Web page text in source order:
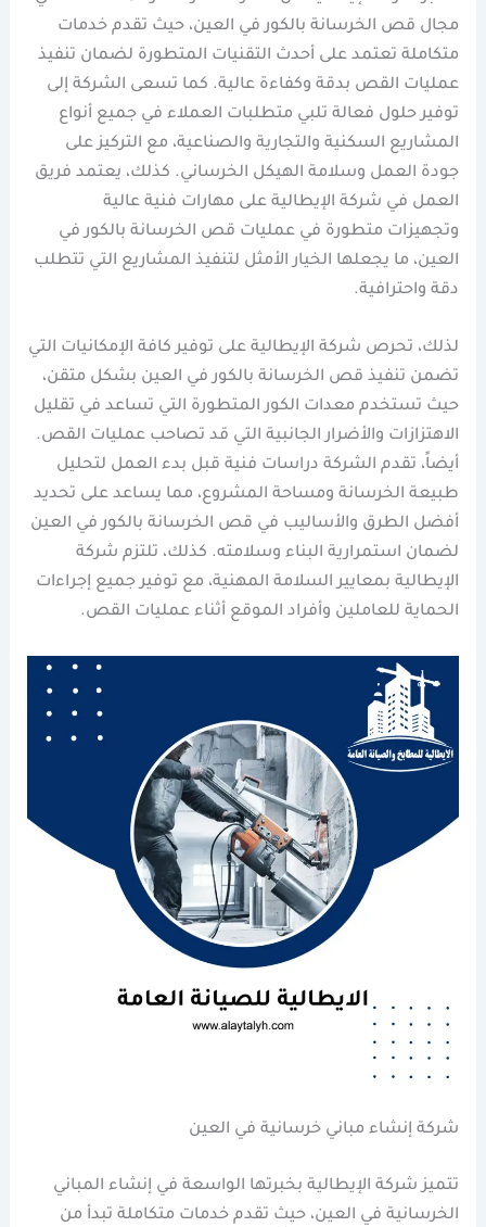
مجال قص الخرسانة بالكور في العين، حيث تقدم خدمات
متكاملة تعتمد على أحدث التقنيات المتطورة لضمان تنفيذ
عمليات القص بدقة وكفاءة عالية. كما تسعى الشركة إلى
توفير حلول فعالة تلبي متطلبات العملاء في جميع أنواع
المشاريع السكنية والتجارية والصناعية، مع التركيز على
جودة العمل وسلامة الهيكل الخرساني. كذلك، يعتمد فريق
العمل في شركة الإيطالية على مهارات فنية عالية
وتجهيزات متطورة في عمليات قص الخرسانة بالكور في
العين، ما يجعلها الخيار الأمثل لتنفيذ المشاريع التي تتطلب
دقة واحترافية.
لذلك، تحرص شركة الإيطالية على توفير كافة الإمكانيات التي
تضمن تنفيذ قص الخرسانة بالكور في العين بشكل متقن،
حيث تستخدم معدات الكور المتطورة التي تساعد في تقليل
الاهتزازات والأضرار الجانبية التي قد تصاحب عمليات القص.
أيضاً، تقدم الشركة دراسات فنية قبل بدء العمل لتحليل
طبيعة الخرسانة ومساحة المشروع، مما يساعد على تحديد
أفضل الطرق والأساليب في قص الخرسانة بالكور في العين
لضمان استمرارية البناء وسلامته. كذلك، تلتزم شركة
الإيطالية بمعايير السلامة المهنية، مع توفير جميع إجراءات
الحماية للعاملين وأفراد الموقع أثناء عمليات القص.
شركة إنشاء مباني خرسانية في العين
تتميز شركة الإيطالية بخبرتها الواسعة في إنشاء المباني
الخرسانية في العين، حيث تقدم خدمات متكاملة تبدأ من